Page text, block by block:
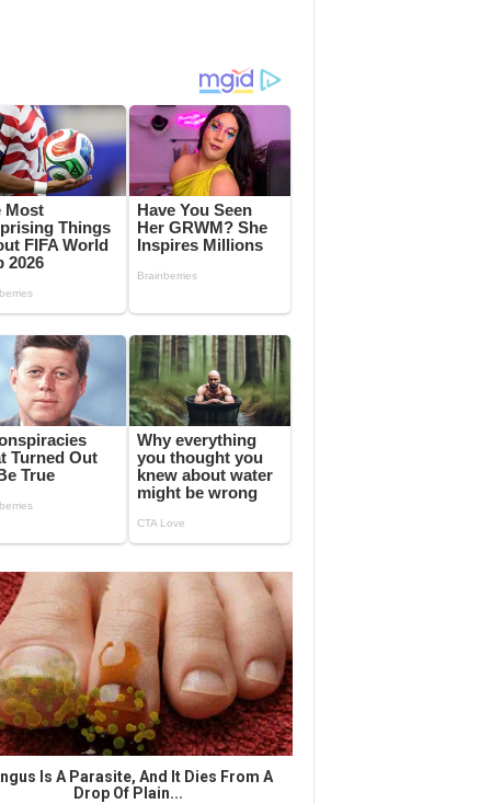
Is A Parasite, And It Dies From A
Drop Of Plain...